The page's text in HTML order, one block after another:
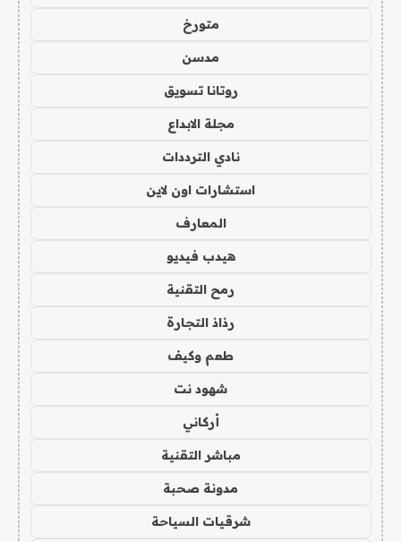
متورخ
مدسن
روتانا تسويق
مجلة الابداع
نادي الترددات
استشارات اون لاين
المعارف
هيدب فيديو
رمح التقنية
رذاذ التجارة
طعم وكيف
شهود نت
أركاني
مباشر التقنية
مدونة صحبة
شرقيات السياحة